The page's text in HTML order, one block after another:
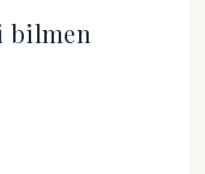
bilmen